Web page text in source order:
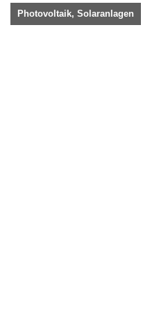
Photovoltaik, Solaranlagen